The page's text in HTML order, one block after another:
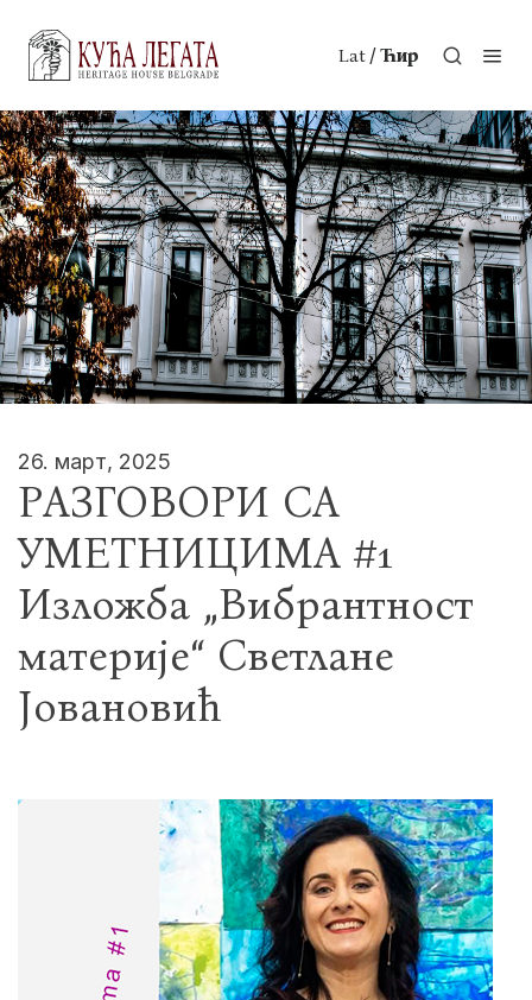
Lat /Ћир
26. март, 2025
РАЗГОВОРИ СА
УМЕТНИЦИМА #1
Изложба „Вибрантност
материје“ Светлане
Јовановић